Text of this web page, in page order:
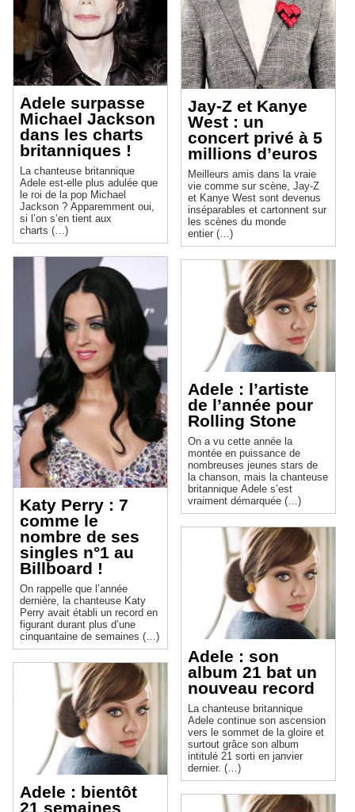
Adele surpasse
Michael Jackson
dans les charts
britanniques !
La chanteuse britannique
Adele est-elle plus adulée que
le roi de la pop Michael
Jackson ? Apparemment oui,
si l’on s’en tient aux
charts (…)
Katy Perry : 7
comme le
nombre de ses
singles n°1 au
Billboard !
On rappelle que l’année
dernière, la chanteuse Katy
Perry avait établi un record en
figurant durant plus d’une
cinquantaine de semaines (…)
Adele : bientôt
21 semaines
Jay-Z et Kanye
West : un
concert privé à 5
millions d’euros
Meilleurs amis dans la vraie
vie comme sur scène, Jay-Z
et Kanye West sont devenus
inséparables et cartonnent sur
les scènes du monde
entier (…)
Adele : l’artiste
de l’année pour
Rolling Stone
On a vu cette année la
montée en puissance de
nombreuses jeunes stars de
la chanson, mais la chanteuse
britannique Adele s’est
vraiment démarquée (…)
Adele : son
album 21 bat un
nouveau record
La chanteuse britannique
Adele continue son ascension
vers le sommet de la gloire et
surtout grâce son album
intitulé 21 sorti en janvier
dernier. (…)